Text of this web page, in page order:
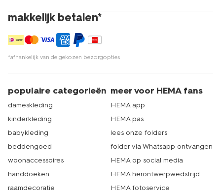
makkelijk betalen*
*afhankelijk van de gekozen bezorgopties
populaire categorieën
dameskleding
kinderkleding
babykleding
beddengoed
woonaccessoires
handdoeken
raamdecoratie
meer voor HEMA fans
HEMA app
HEMA pas
lees onze folders
folder via Whatsapp ontvangen
HEMA op social media
HEMA herontwerpwedstrijd
HEMA fotoservice